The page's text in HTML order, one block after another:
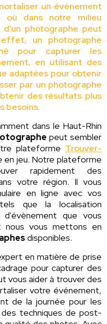
un évènement
dans notre milieu
d'un photographe peut
un photographe
pour capturer les
en utilisant des
adaptées pour obtenir
par un photographe
des résultats plus
besoins.
dans le Haut-Rhin
peut sembler
plateforme Trouver-
en jeu. Notre plateforme
rapidement des
votre région. Il vous
en ligne avec vos
que la localisation
que vous
nous vous mettons en
disponibles.
en matière de prise
pour capturer des
vous aider à trouver des
votre événement,
de la journée pour les
techniques de post-